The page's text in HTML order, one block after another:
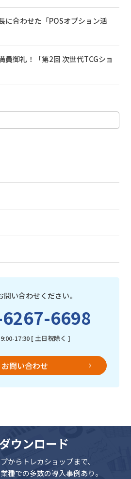
に合わせた「POSオプション活
員御礼！「第2回 次世代TCGショ
問い合わせください。
6698
17:30 [ 土日祝除く ]
お問い合わせ
ウンロード
からトレカショップまで、
種での多数の導入事例あり。